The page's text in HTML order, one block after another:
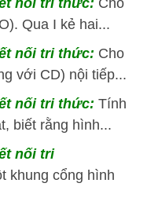
Qua I kẻ hai...
nối tri thức: Cho
với CD) nội tiếp...
nối tri thức: Tính
biết rằng hình...
nối tri
khung cổng hình